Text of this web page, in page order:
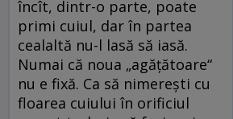
încît, dintr-o parte, poate
primi cuiul, dar în partea
cealaltă nu-l lasă să iasă.
Numai că noua „agăţătoare“
nu e fixă. Ca să nimereşti cu
floarea cuiului în orificiul